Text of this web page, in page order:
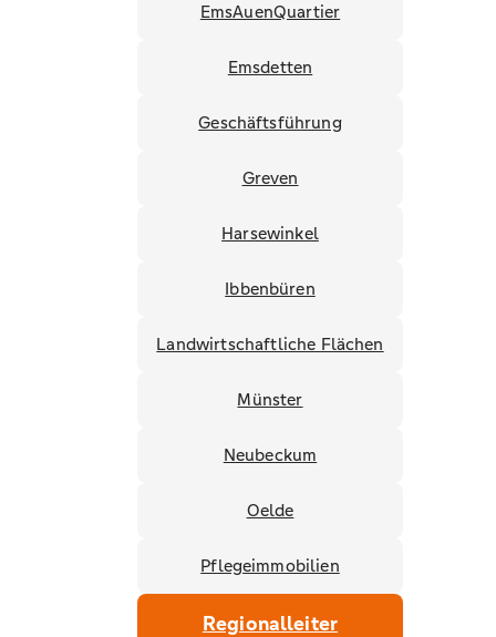
EmsAuenQuartier
Emsdetten
Geschäftsführung
Greven
Harsewinkel
Ibbenbüren
Landwirtschaftliche Flächen
Münster
Neubeckum
Oelde
Pflegeimmobilien
Regionalleiter